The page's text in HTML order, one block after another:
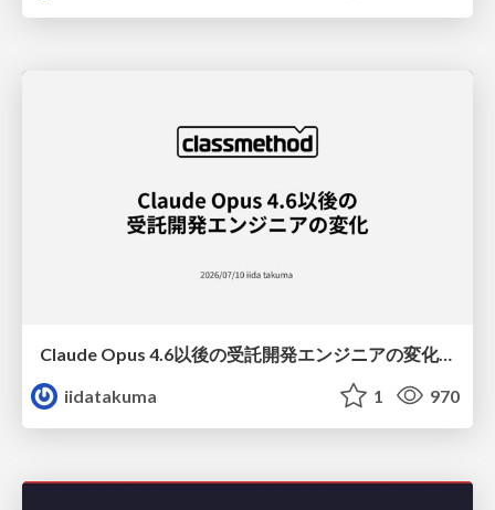
Claude Opus 4.6以後の受託開発エンジニアの変化(Claude Code開発ノウハウ大公開スペシャルbyクラスメソッド)
iidatakuma
1 970